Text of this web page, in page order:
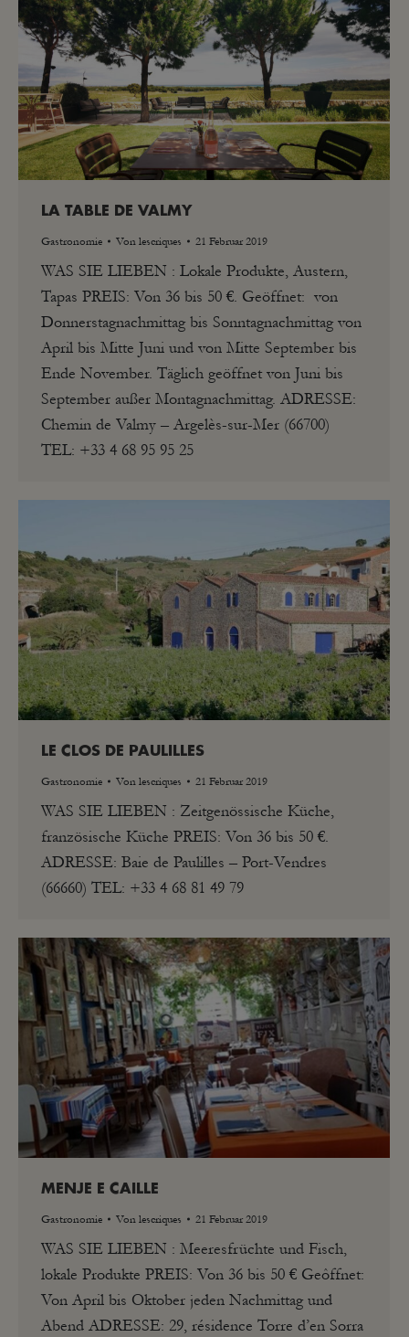
LA TABLE DE VALMY
Gastronomie Von lescriques 21 Februar 2019
WAS SIE LIEBEN : Lokale Produkte, Austern,
Tapas PREIS: Von 36 bis 50 €. Geöffnet: von
Donnerstagnachmittag bis Sonntagnachmittag von
April bis Mitte Juni und von Mitte September bis
Ende November. Täglich geöffnet von Juni bis
September außer Montagnachmittag. ADRESSE:
Chemin de Valmy – Argelès-sur-Mer (66700)
TEL: +33 4 68 95 95 25
LE CLOS DE PAULILLES
Gastronomie Von lescriques 21 Februar 2019
WAS SIE LIEBEN : Zeitgenössische Küche,
französische Küche PREIS: Von 36 bis 50 €.
ADRESSE: Baie de Paulilles – Port-Vendres
(66660) TEL: +33 4 68 81 49 79
MENJE E CAILLE
Gastronomie Von lescriques 21 Februar 2019
WAS SIE LIEBEN : Meeresfrüchte und Fisch,
lokale Produkte PREIS: Von 36 bis 50 € Geôffnet:
Von April bis Oktober jeden Nachmittag und
Abend ADRESSE: 29, résidence Torre d’en Sorra